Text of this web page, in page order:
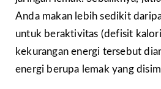
Anda makan lebih sedikit
untuk beraktivitas (defisit
kekurangan energi tersebut
energi berupa lemak yang